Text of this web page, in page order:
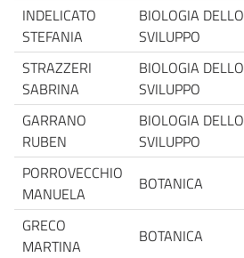
INDELICATO
STEFANIA
BIOLOGIA DELLO
SVILUPPO
STRAZZERI
SABRINA
BIOLOGIA DELLO
SVILUPPO
GARRANO
RUBEN
BIOLOGIA DELLO
SVILUPPO
PORROVECCHIO
MANUELA
BOTANICA
GRECO
MARTINA
BOTANICA